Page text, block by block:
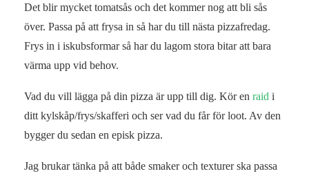
Det blir mycket tomatsås och det kommer nog att bli sås
över. Passa på att frysa in så har du till nästa pizzafredag.
Frys in i iskubsformar så har du lagom stora bitar att bara
värma upp vid behov.
Vad du vill lägga på din pizza är upp till dig. Kör en raid i
ditt kylskåp/frys/skafferi och ser vad du får för loot. Av den
bygger du sedan en episk pizza.
Jag brukar tänka på att både smaker och texturer ska passa